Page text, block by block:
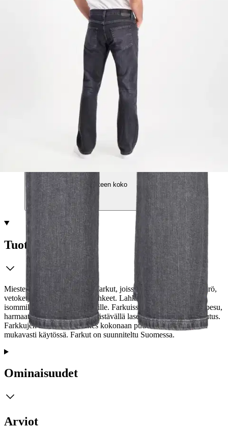
Ilmainen toimitus yli 100 €:n tilauksille
Postin pakettiautomaattiin tai
palvelupisteeseen!
Etu ei koske Suuri‑lisäpalvelulla toimitettavia tuotteita.
Tarkista myymäläsaatavuus
Valitse tuotteen koko
Tuotekuvaus
Miesten rennot viisitaskuiset farkut, joissa on keskikorkea vyötärö,
vetoketjukiinnitys ja suorat lahkeet. Lahkeissa on hyvin tilaa
isommillekin reisille ja pohkeille. Farkuissa on tummanharmaa pesu,
harmaat tikkaukset ja vettä säästävällä lasertekniikalla tehty kulutus.
Farkkujen materiaali on lähes kokonaan puuvillaa ja muotoutuu
mukavasti käytössä. Farkut on suunniteltu Suomessa.
Ominaisuudet
Arviot